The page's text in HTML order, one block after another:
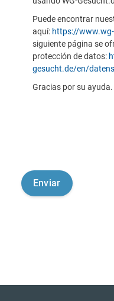
Puede encontrar
aquí: https://
siguiente página se
protección de datos:
gesucht.de/en/
Gracias por su ayuda.